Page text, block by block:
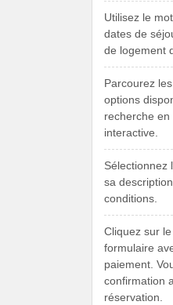
Utilisez le
dates de
de logement
Parcourez
options
recherche en
interactive.
Sélectionnez
sa
conditions.
Cliquez sur
formulaire
paiement.
confirmation
réservation.